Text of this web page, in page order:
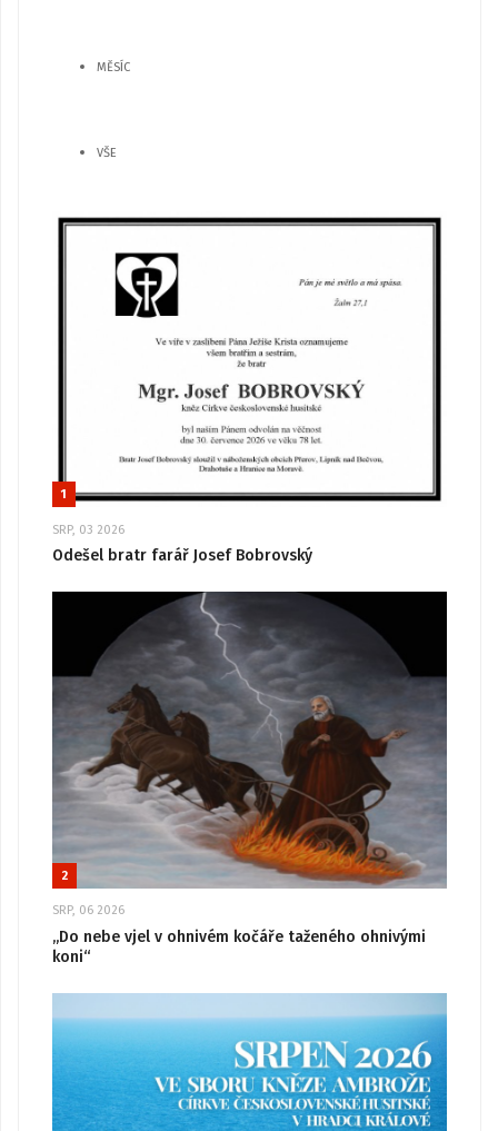
MĚSÍC
VŠE
1
SRP, 03 2026
Odešel bratr farář Josef Bobrovský
2
SRP, 06 2026
„Do nebe vjel v ohnivém kočáře taženého ohnivými
koni“